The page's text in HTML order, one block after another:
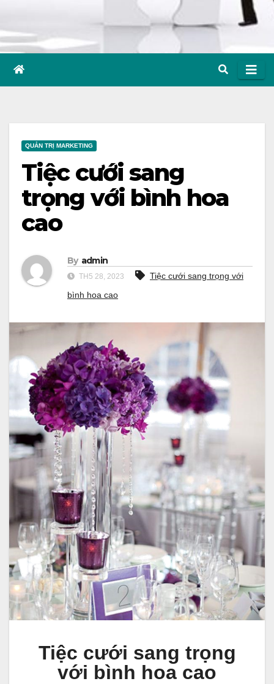
QUẢN TRỊ MARKETING
Tiệc cưới sang
trọng với bình hoa
cao
By admin
TH5 28, 2023
Tiệc cưới sang trọng với
bình hoa cao
Tiệc cưới sang trọng
với bình hoa cao